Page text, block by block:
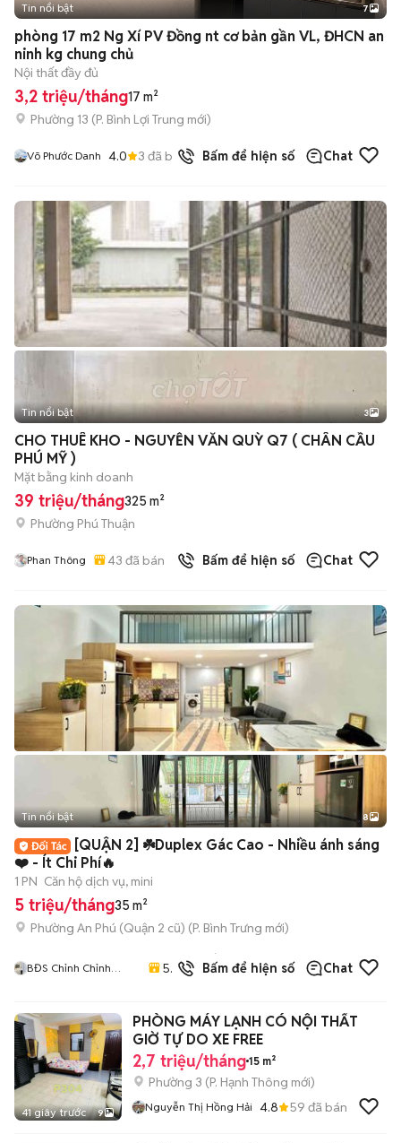
+2
Tin nổi bật 7
phòng 17 m2 Ng Xí PV Đồng nt cơ bản gần VL, ĐHCN an
ninh kg chung chủ
Nội thất đầy đủ
3,2 triệu/tháng17 m²
Phường 13 (P. Bình Lợi Trung mới)
Võ Phước Danh 4.0 3 đã bán Bấm để hiện số Chat
Tin nổi bật 3
CHO THUÊ KHO - NGUYỄN VĂN QUỲ Q7 ( CHÂN CẦU
PHÚ MỸ )
Mặt bằng kinh doanh
39 triệu/tháng325 m²
Phường Phú Thuận
Phan Thông 43 đã bán Bấm để hiện số Chat
+2
Tin nổi bật 8
[QUẬN 2] ☘️Duplex Gác Cao - Nhiều ánh sáng
❤️ - Ít Chi Phí🔥
1 PN Căn hộ dịch vụ, mini
5 triệu/tháng35 m²
Phường An Phú (Quận 2 cũ) (P. Bình Trưng mới)
BĐS Chỉnh Chỉnh
5.0
29
đã
bán
Bấm để hiện số Chat
41 giây trước 9
PHÒNG MÁY LẠNH CÓ NỘI THẤT
GIỜ TỰ DO XE FREE
2,7 triệu/tháng 15 m²
Phường 3 (P. Hạnh Thông mới)
Nguyễn Thị Hồng Hải 4.8 59 đã bán